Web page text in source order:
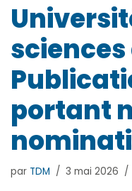
sciences
portant
par TDM 3 mai 2026